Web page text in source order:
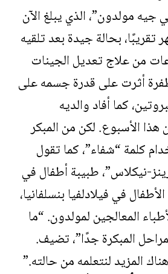
جيه مولدون”، الذي يبلغ الآن
تقريبًا، بحالة جيدة بعد تلقيه
من علاج تعديل الجينات
أثرت على قدرة جسمه على
كما أفاد والديه
الأسبوع. لكن من المبكر
كلمة “شفاء”، كما تقول
نيكلاس”، طبيبة أطفال في
في فيلادلفيا بنسلفانيا،
المعالجين لمولدون. “ما
المبكرة جدًا”، تضيف.
المزيد لنتعلمه من حالته.”